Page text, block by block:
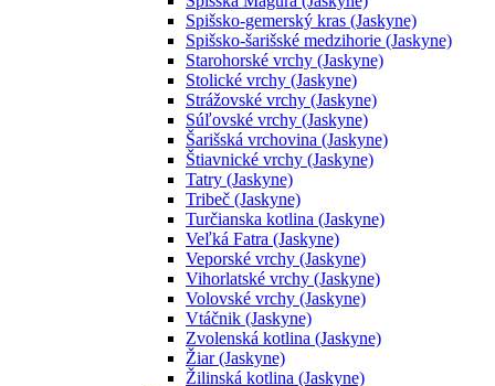
Spišsko-gemerský kras (Jaskyne)
Spišsko-šarišské medzihorie (Jaskyne)
Starohorské vrchy (Jaskyne)
Stolické vrchy (Jaskyne)
Strážovské vrchy (Jaskyne)
Súľovské vrchy (Jaskyne)
Šarišská vrchovina (Jaskyne)
Štiavnické vrchy (Jaskyne)
Tatry (Jaskyne)
Tribeč (Jaskyne)
Turčianska kotlina (Jaskyne)
Veľká Fatra (Jaskyne)
Veporské vrchy (Jaskyne)
Vihorlatské vrchy (Jaskyne)
Volovské vrchy (Jaskyne)
Vtáčnik (Jaskyne)
Zvolenská kotlina (Jaskyne)
Žiar (Jaskyne)
Žilinská kotlina (Jaskyne)